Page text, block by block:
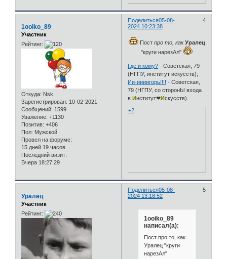
Поделиться 4
05-08-
2024 10:23:38
1ooiko_89
Участник
Рейтинг:
Откуда: Nsk
Зарегистрирован: 10-02-2021
Сообщений: 1599
Уважение: +1130
Позитив: +406
Пол: Мужской
Провел на форуме:
15 дней 19 часов
Последний визит:
Вчера 18:27:29
Пост про то, как Уралец
"круги нарезАл"
Где и кому? - Советская, 79
(НГПУ, институт искусств);
Ии-иииигорь!!!! - Советская,
79 (НГПУ, со сторонЫ входа
вИнститут❤Искусств).
+2
Поделиться 5
05-08-
2024 13:18:52
Уралец
Участник
Рейтинг:
1ooiko_89
написал(а):
Пост про то, как
Уралец "круги
нарезАл"